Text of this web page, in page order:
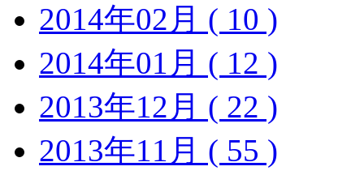
2014年02月 ( 10 )
2014年01月 ( 12 )
2013年12月 ( 22 )
2013年11月 ( 55 )